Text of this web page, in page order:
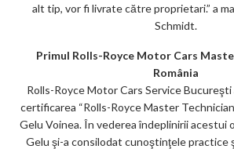
alt tip, vor fi livrate către proprietari.” a
Schmidt.
Primul Rolls-Royce Motor Cars
România
Rolls-Royce Motor Cars Service
certificarea “Rolls-Royce Master
Gelu Voinea. În vederea îndeplinirii acestui
Gelu şi-a consilodat cunoştinţele practice